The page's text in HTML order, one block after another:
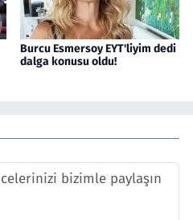
Burcu Esmersoy EYT'liyim dedi
dalga konusu oldu!